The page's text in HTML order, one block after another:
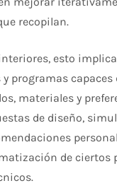
recopilan.
esto
programas capaces
materiales y
de diseño,
de ciertos